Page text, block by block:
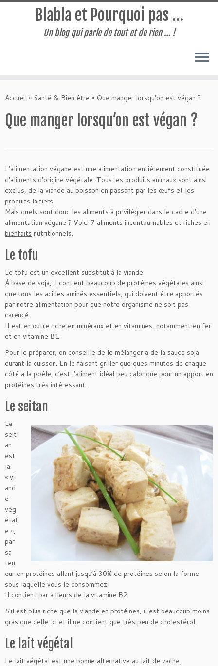
au
Blabla et Pourquoi pas …
Un blog qui parle de tout et de rien … !
Accueil » Santé & Bien être » Que manger lorsqu’on est végan ?
Que manger lorsqu’on est végan ?
L’alimentation végane est une alimentation entièrement constituée
d’aliments d’origine végétale. Tous les produits animaux sont ainsi
exclus, de la viande au poisson en passant par les œufs et les
produits laitiers.
Mais quels sont donc les aliments à privilégier dans le cadre d’une
alimentation végane ? Voici 7 aliments incontournables et riches en
bienfaits nutritionnels.
Le tofu
Le tofu est un excellent substitut à la viande.
À base de soja, il contient beaucoup de protéines végétales ainsi
que tous les acides aminés essentiels, qui doivent être apportés
par notre alimentation pour que notre organisme ne soit pas
carencé.
Il est en outre riche en minéraux et en vitamines, notamment en fer
et en vitamine B1.
Pour le préparer, on conseille de le mélanger a de la sauce soja
durant la cuisson. En le faisant griller quelques minutes de chaque
côté a la poêle, c’est l’aliment idéal peu calorique pour un apport en
protéines très intéressant.
Le seitan
Le
seit
an
est
la
« vi
and
e
vég
étal
e »,
par
sa
ten
eur en protéines allant jusqu’à 30% de protéines selon la forme
sous laquelle vous le consommez.
Il contient par ailleurs de la vitamine B2.
S’il est plus riche que la viande en protéines, il est beaucoup moins
gras que celle-ci et il ne contient que très peu de cholestérol.
Le lait végétal
Le lait végétal est une bonne alternative au lait de vache.